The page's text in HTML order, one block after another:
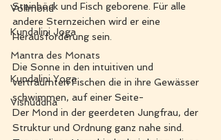
Vollmond
Kundalini Joga
Mantra des Monats
Kundalini Yoga
Vishuddha
Steinböck und Fisch geborene. Für alle
andere Sternzeichen wird er eine
Herausforderung sein.
Die Sonne in den intuitiven und
verträumten Fischen die in ihre Gewässer
schwimmen, auf einer Seite-
Der Mond in der geerdeten Jungfrau, der
Struktur und Ordnung ganz nahe sind.